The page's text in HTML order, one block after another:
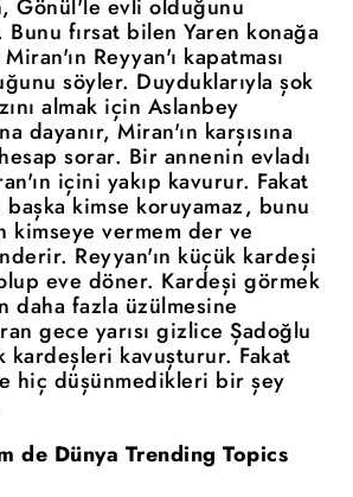
Gönül'le evli olduğunu
Bunu fırsat bilen Yaren konağa
Reyyan'ı kapatması
söyler. Duyduklarıyla şok
almak için Aslanbey
dayanır, Miran'ın karşısına
sorar. Bir annenin evladı
içini yakıp kavurur. Fakat
başka kimse koruyamaz, bunu
kimseye vermem der ve
Reyyan'ın küçük kardeşi
eve döner. Kardeşi görmek
daha fazla üzülmesine
gece yarısı gizlice Şadoğlu
kardeşleri kavuşturur. Fakat
hiç düşünmedikleri bir şey
de Dünya Trending Topics